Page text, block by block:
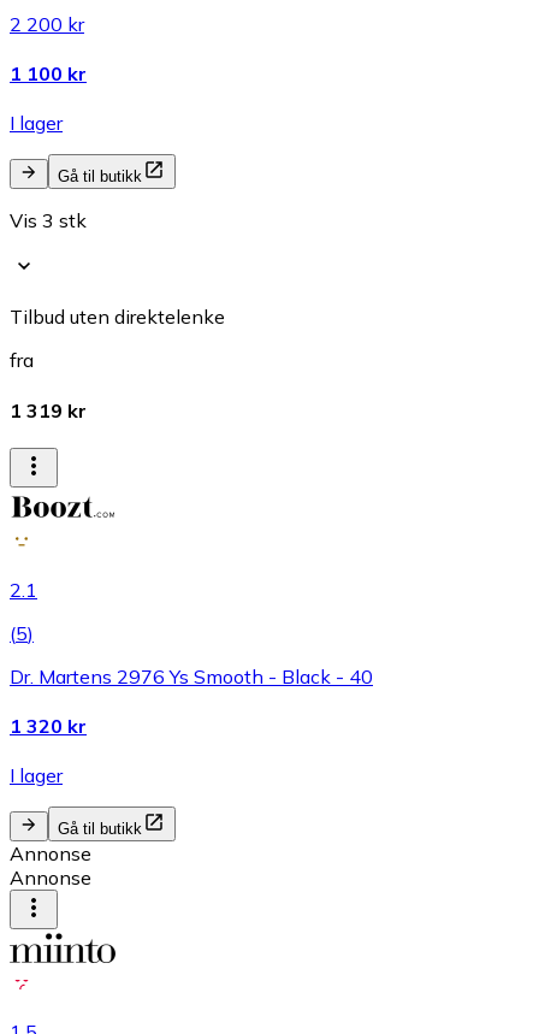
2 200 kr
1 100 kr
I lager
Gå til butikk
Vis 3 stk
Tilbud uten direktelenke
fra
1 319 kr
2.1
(5)
Dr. Martens 2976 Ys Smooth - Black - 40
1 320 kr
I lager
Gå til butikk
Annonse
Annonse